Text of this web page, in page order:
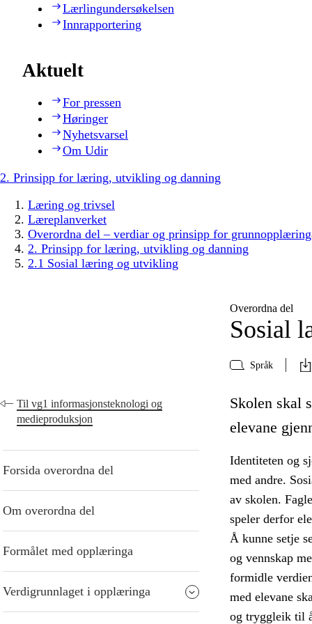
Lærlingundersøkelsen
Innrapportering
Aktuelt
For pressen
Høringer
Nyhetsvarsel
Om Udir
2. Prinsipp for læring, utvikling og danning
Læring og trivsel
Læreplanverket
Overordna del – verdiar og prinsipp for
2. Prinsipp for læring, utvikling og danning
2.1 Sosial læring og utvikling
Overordna del
Sosial
Språk
Til vg1 informasjonsteknologi og
medieproduksjon
Forsida overordna del
Om overordna del
Formålet med opplæringa
Verdigrunnlaget i opplæringa
Skolen skal
elevane
Identiteten og
med andre.
av skolen.
speler derfor
Å kunne setje
og vennskap
formidle
med elevane
og tryggleik til